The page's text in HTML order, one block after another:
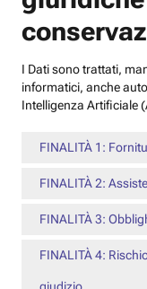
I Dati sono trattati,
informatici, anche
Intelligenza Artificiale
FINALITÀ 1:
FINALITÀ 2:
FINALITÀ 3:
FINALITÀ 4: